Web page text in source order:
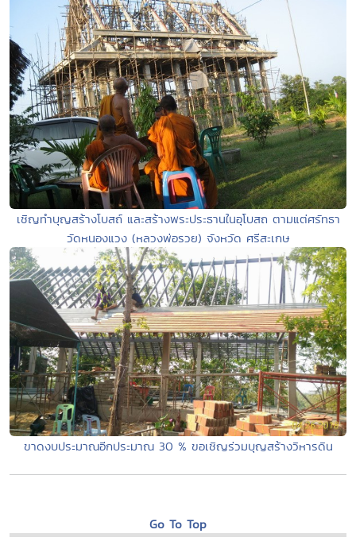
เชิญทำบุญสร้างโบสถ์ และสร้างพระประธานในอุโบสถ ตามแต่ศรัทธา
วัดหนองแวง (หลวงพ่อรวย) จังหวัด ศรีสะเกษ
ขาดงบประมาณอีกประมาณ 30 % ขอเชิญร่วมบุญสร้างวิหารดิน
Go To Top